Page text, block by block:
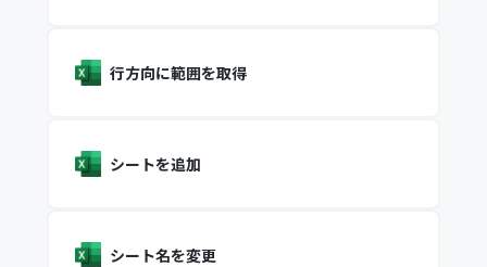
行方向に範囲を取得
シートを追加
シート名を変更